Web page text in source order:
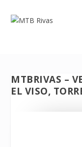
MTBRIVAS –
EL VISO,